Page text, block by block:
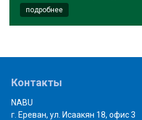
подробнее
Контакты
NABU
г. Ереван, ул. Исаакян 18, офис 3